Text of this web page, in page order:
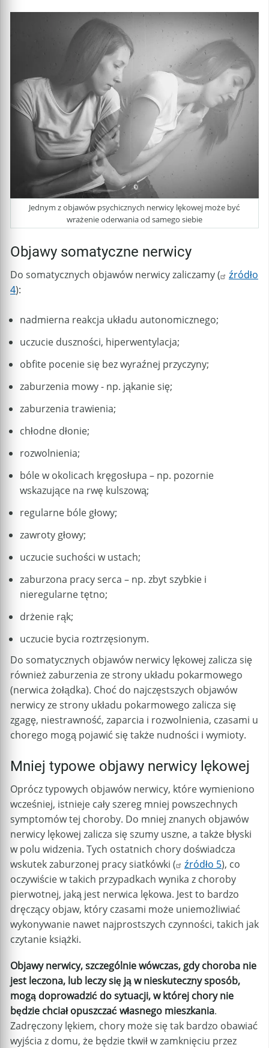
Jednym z objawów psychicznych nerwicy lękowej może być
wrażenie oderwania od samego siebie
Objawy somatyczne nerwicy
Do somatycznych objawów nerwicy zaliczamy (
źródło
4):
nadmierna reakcja układu autonomicznego;
uczucie duszności, hiperwentylacja;
obfite pocenie się bez wyraźnej przyczyny;
zaburzenia mowy - np. jąkanie się;
zaburzenia trawienia;
chłodne dłonie;
rozwolnienia;
bóle w okolicach kręgosłupa – np. pozornie
wskazujące na rwę kulszową;
regularne bóle głowy;
zawroty głowy;
uczucie suchości w ustach;
zaburzona pracy serca – np. zbyt szybkie i
nieregularne tętno;
drżenie rąk;
uczucie bycia roztrzęsionym.
Do somatycznych objawów nerwicy lękowej zalicza się
również zaburzenia ze strony układu pokarmowego
(nerwica żołądka). Choć do najczęstszych objawów
nerwicy ze strony układu pokarmowego zalicza się
zgagę, niestrawność, zaparcia i rozwolnienia, czasami u
chorego mogą pojawić się także nudności i wymioty.
Mniej typowe objawy nerwicy lękowej
Oprócz typowych objawów nerwicy, które wymieniono
wcześniej, istnieje cały szereg mniej powszechnych
symptomów tej choroby. Do mniej znanych objawów
nerwicy lękowej zalicza się szumy uszne, a także błyski
w polu widzenia. Tych ostatnich chory doświadcza
wskutek zaburzonej pracy siatkówki (
źródło 5), co
oczywiście w takich przypadkach wynika z choroby
pierwotnej, jaką jest nerwica lękowa. Jest to bardzo
dręczący objaw, który czasami może uniemożliwiać
wykonywanie nawet najprostszych czynności, takich jak
czytanie książki.
Objawy nerwicy, szczególnie wówczas, gdy choroba nie
jest leczona, lub leczy się ją w nieskuteczny sposób,
mogą doprowadzić do sytuacji, w której chory nie
będzie chciał opuszczać własnego mieszkania.
Zadręczony lękiem, chory może się tak bardzo obawiać
wyjścia z domu, że będzie tkwił w zamknięciu przez